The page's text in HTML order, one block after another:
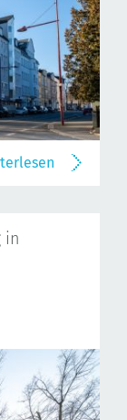
in